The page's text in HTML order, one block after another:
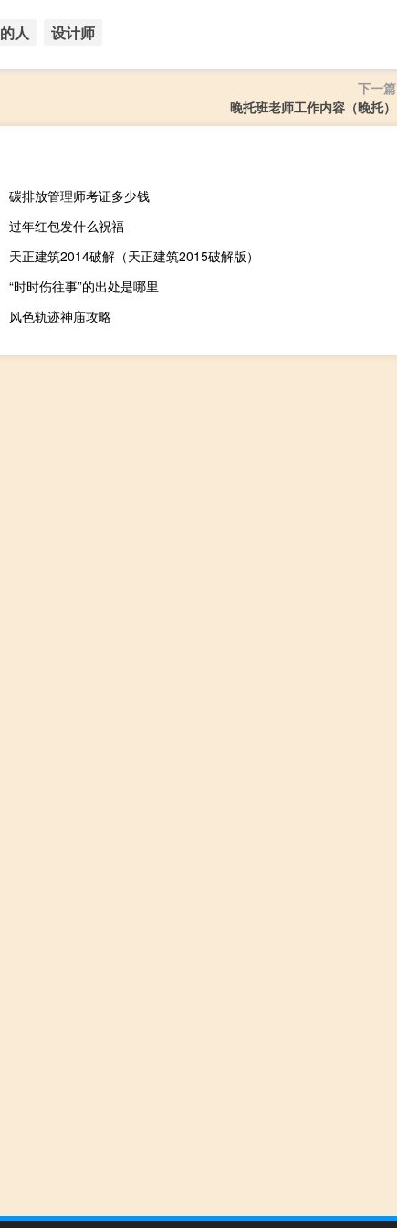
的人 设计师
下一篇
晚托班老师工作内容（晚托）
碳排放管理师考证多少钱
过年红包发什么祝福
天正建筑2014破解（天正建筑2015破解版）
“时时伤往事”的出处是哪里
风色轨迹神庙攻略